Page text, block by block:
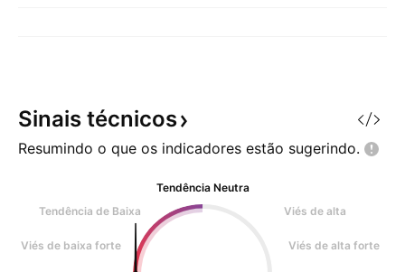
Sinais técnicos
Resumindo o que os indicadores estão sugerindo.
Tendência Neutra
Tendência de Baixa
Viés de alta
Viés de baixa forte Viés de alta forte